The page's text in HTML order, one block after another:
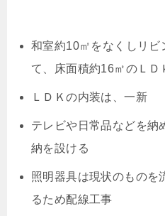
和室約10㎡をなくしリビ
て、床面積約16㎡のＬＤ
ＬＤＫの内装は、一新
テレビや日常品などを納
納を設ける
照明器具は現状のものを
るため配線工事